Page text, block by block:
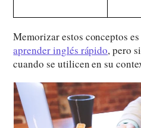
Memorizar estos conceptos
aprender inglés rápido, pero
cuando se utilicen en su